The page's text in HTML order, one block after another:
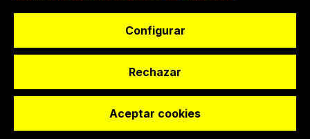
Solicitar reserva
© Dashboard Technologies S.L
Configurar
Rechazar
Aceptar cookies